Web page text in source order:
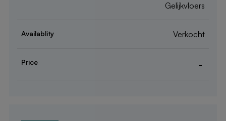
Gelijkvloers
Verkocht
-